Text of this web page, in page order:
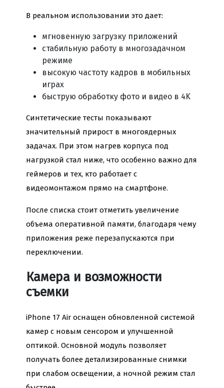
В реальном использовании это дает:
мгновенную загрузку приложений
стабильную работу в многозадачном
режиме
высокую частоту кадров в мобильных
играх
быструю обработку фото и видео в 4K
Синтетические тесты показывают
значительный прирост в многоядерных
задачах. При этом нагрев корпуса под
нагрузкой стал ниже, что особенно важно для
геймеров и тех, кто работает с
видеомонтажом прямо на смартфоне.
После списка стоит отметить увеличение
объема оперативной памяти, благодаря чему
приложения реже перезапускаются при
переключении.
Камера и возможности
съемки
iPhone 17 Air оснащен обновленной системой
камер с новым сенсором и улучшенной
оптикой. Основной модуль позволяет
получать более детализированные снимки
при слабом освещении, а ночной режим стал